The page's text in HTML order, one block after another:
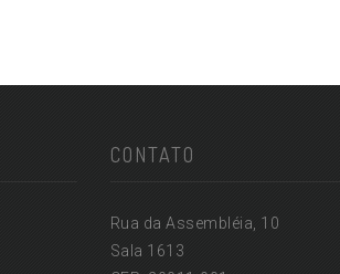
CONTATO
Rua da Assembléia, 10
Sala 1613